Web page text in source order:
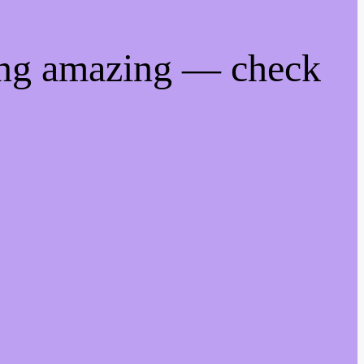
amazing — check